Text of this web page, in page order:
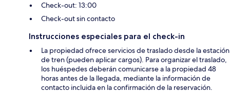
Check-out: 13:00
Check-out sin contacto
Instrucciones especiales para el check-in
La propiedad ofrece servicios de traslado desde la estación
de tren (pueden aplicar cargos). Para organizar el traslado,
los huéspedes deberán comunicarse a la propiedad 48
horas antes de la llegada, mediante la información de
contacto incluida en la confirmación de la reservación.